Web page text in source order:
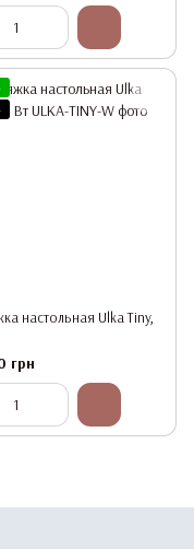
настольная Ulka Tiny,
грн